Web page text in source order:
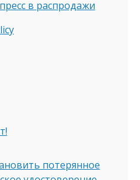
в распродажи
потерянное